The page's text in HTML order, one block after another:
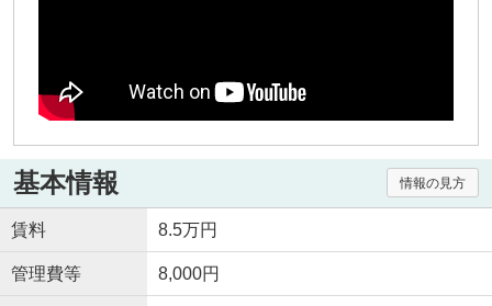
基本情報 情報の見方
賃料 8.5万円
管理費等 8,000円